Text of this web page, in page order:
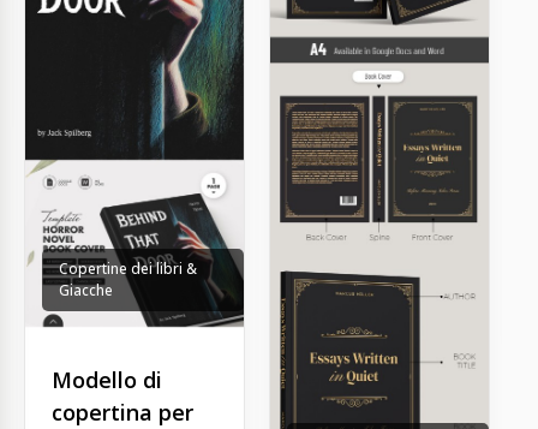
Copertine dei libri &
Giacche
Modello di
copertina per